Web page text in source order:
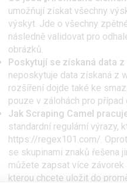
umožňují získat všechny
výskyt. Jde o všechny
následně validovat pro
obrázků.
Poskytují se získaná data
neposkytuje data získaná z
rozšíření dojde také ke
pouze v zálohách pro případ
Jak Scraping Camel
standardní regulární výrazy,
https://regex101.com/.
se skupinami znaků řešena
můžete zapsat více závorek
kterou chcete uložit do